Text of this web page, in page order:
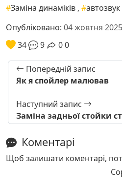
#Заміна динаміків , #автозвук
Опубліковано: 04 жовтня
34
9 00
Попередній запис
Як я спойлер малював
Наступний запис
Заміна задньої стойки
Коментарі
Щоб залишати коментарі,